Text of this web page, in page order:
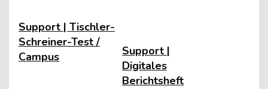
Support | Tischler-
Schreiner-Test /
Campus
Support |
Digitales
Berichtsheft